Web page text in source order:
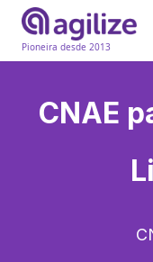
Pioneira desde 2013
CNAE